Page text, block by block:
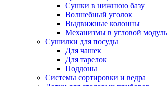
Сушки в нижнюю базу
Волшебный уголок
Выдвижные колонны
Механизмы в угловой модуль
Сушилки для посуды
Для чашек
Для тарелок
Поддоны
Системы сортировки и ведра